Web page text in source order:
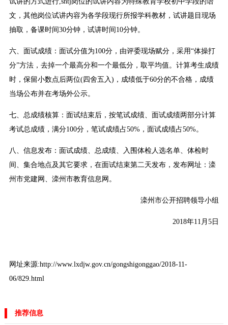
文，其他岗位试讲内容为各学段现行所报学科教材，试讲题目现场
抽取，备课时间30分钟，试讲时间10分钟。
六、面试成绩：面试分值为100分，由评委现场赋分，采用“体操打
分”方法，去掉一个最高分和一个最低分，取平均值。计算考生成绩
时，保留小数点后两位(四舍五入)，成绩低于60分的不合格，成绩
当场公布并在考场外公示。
七、总成绩核算：面试结束后，按笔试成绩、面试成绩两部分计算
考试总成绩，满分100分，笔试成绩占50%，面试成绩占50%。
八、信息发布：面试成绩、总成绩、入围体检人选名单、体检时
间、集合地点及其它要求，在面试结束第二天发布，发布网址：滦
州市党建网、滦州市教育信息网。
滦州市公开招聘领导小组
2018年11月5日
网址来源:http://www.lxdjw.gov.cn/gongshigonggao/2018-11-
06/829.html
推荐信息